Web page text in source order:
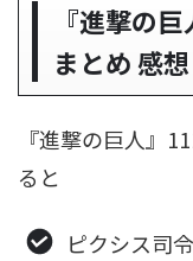
『進撃の
まとめ 感想
『進撃の巨人』
ると
ピクシス司